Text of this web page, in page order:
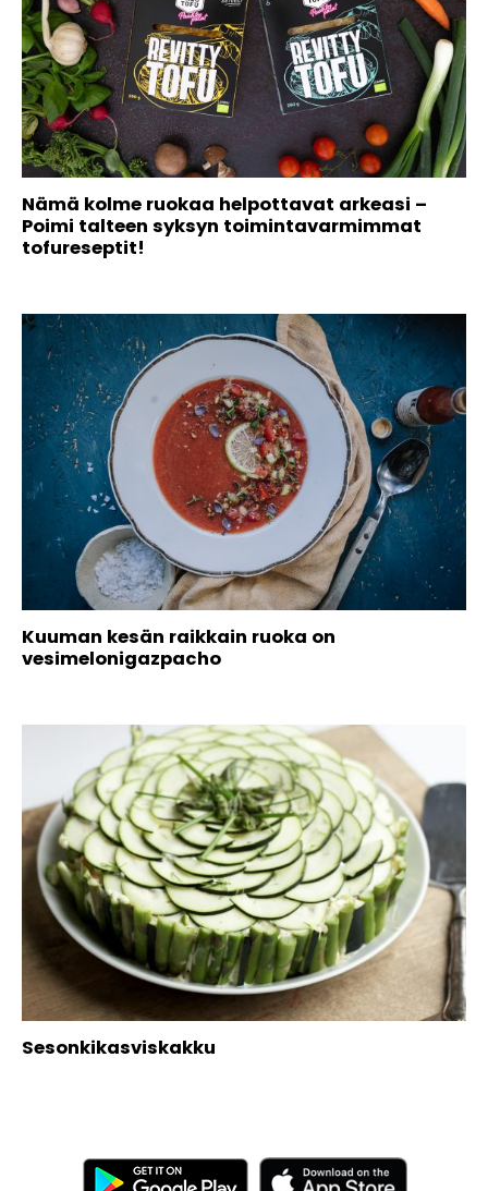
Nämä kolme ruokaa helpottavat arkeasi –
Poimi talteen syksyn toimintavarmimmat
tofureseptit!
Kuuman kesän raikkain ruoka on
vesimelonigazpacho
Sesonkikasviskakku